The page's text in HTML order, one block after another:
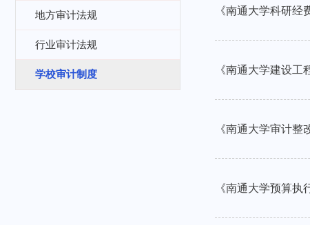
地方审计法规
行业审计法规
学校审计制度
《南通大学科研经
《南通大学建设工
《南通大学审计整
《南通大学预算执